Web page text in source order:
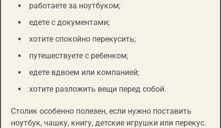
работаете за ноутбуком;
едете с документами;
хотите спокойно перекусить;
путешествуете с ребенком;
едете вдвоем или компанией;
хотите разложить вещи перед собой.
Столик особенно полезен, если нужно поставить
ноутбук, чашку, книгу, детские игрушки или перекус.